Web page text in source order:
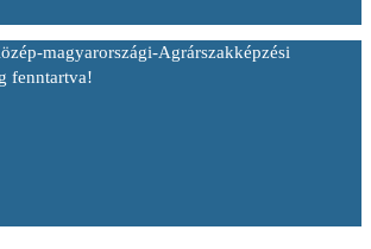
magyarországi-Agrárszakképzési
fenntartva!